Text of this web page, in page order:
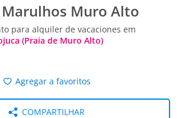
Muro Alto
para alquiler de vacaciones em
(Praia de Muro Alto)
Agregar a favoritos
COMPARTILHAR